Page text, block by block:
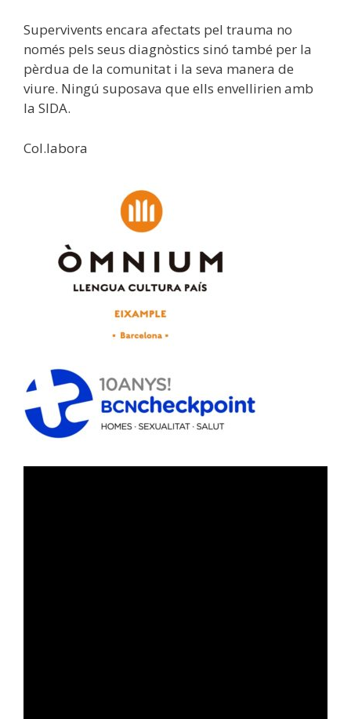
Supervivents encara afectats pel trauma no
només pels seus diagnòstics sinó també per la
pèrdua de la comunitat i la seva manera de
viure. Ningú suposava que ells envellirien amb
la SIDA.
Col.labora